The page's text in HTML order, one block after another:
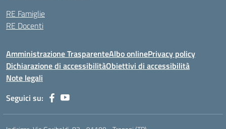
RE Famiglie
RE Docenti
Amministrazione TrasparenteAlbo onlinePrivacy policy
Dichiarazione di accessibilitàObiettivi di accessibilità
Note legali
Seguici su: